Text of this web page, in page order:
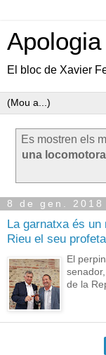
El bloc de Xavier
Es mostren els
una
8 de gen. 2018
La garnatxa és un
Rieu el seu profeta
El
de la